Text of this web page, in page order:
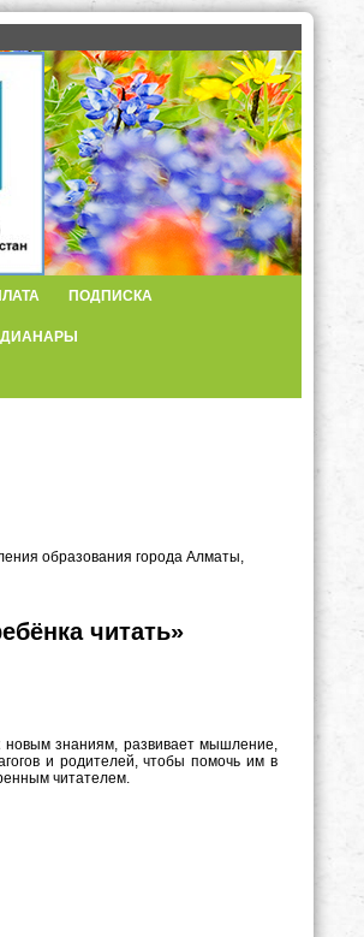
ПОДПИСКА
образования города Алматы,
читать»
новым знаниям, развивает мышление,
и родителей, чтобы помочь им в
читателем.